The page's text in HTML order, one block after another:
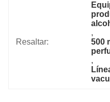
Resaltar:
,
500
,